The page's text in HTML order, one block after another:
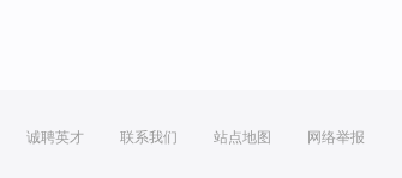
诚聘英才 联系我们 站点地图 网络举报